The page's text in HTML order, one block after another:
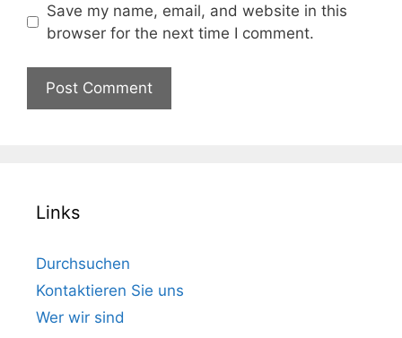
Save my name, email, and website in this
browser for the next time I comment.
Links
Durchsuchen
Kontaktieren Sie uns
Wer wir sind